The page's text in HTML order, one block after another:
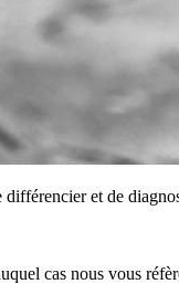
différencier et de
cas nous vous